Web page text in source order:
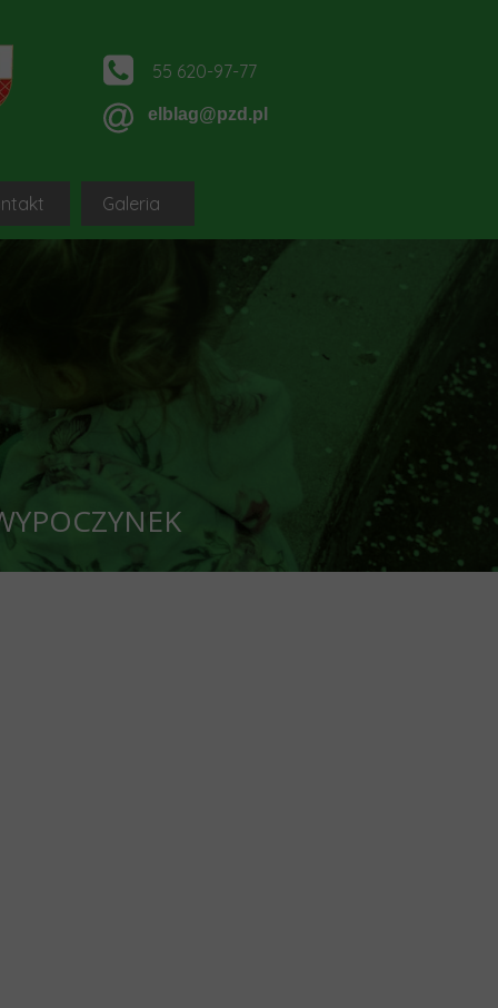
55 620-97-77
elblag@pzd.pl
dla nowych działkowców
dla nowych działkowców
dla nowych działkowców-sq-pl
Galeria